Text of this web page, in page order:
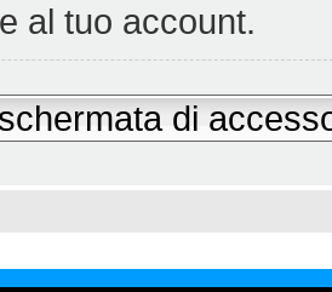
al tuo account.
di